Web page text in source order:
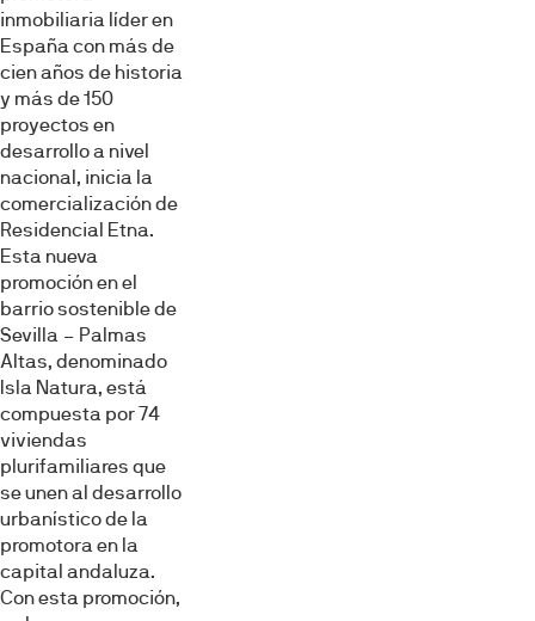
inmobiliaria líder en
España con más de
cien años de historia
y más de 150
proyectos en
desarrollo a nivel
nacional, inicia la
comercialización de
Residencial Etna.
Esta nueva
promoción en el
barrio sostenible de
Sevilla – Palmas
Altas, denominado
Isla Natura, está
compuesta por 74
viviendas
plurifamiliares que
se unen al desarrollo
urbanístico de la
promotora en la
capital andaluza.
Con esta promoción,